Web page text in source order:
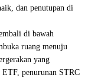
dan penutupan di
di bawah
ruang menuju
yang
penurunan STRC